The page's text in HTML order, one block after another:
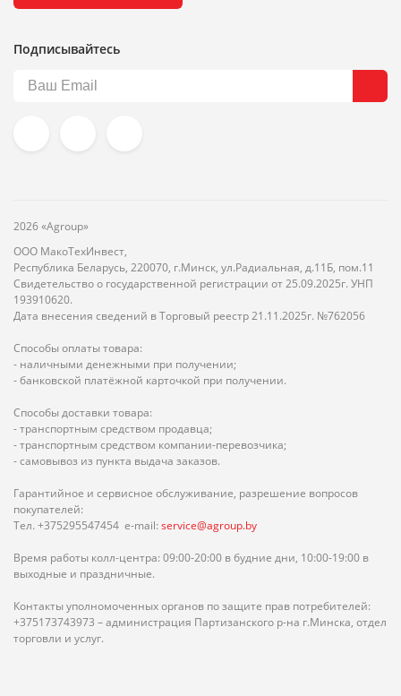
Подписывайтесь
2026 «Agroup»
ООО МакоТехИнвест,
Республика Беларусь, 220070, г.Минск, ул.Радиальная, д.11Б, пом.11
Свидетельство о государственной регистрации от 25.09.2025г. УНП
193910620.
Дата внесения сведений в Торговый реестр 21.11.2025г. №762056
Способы оплаты товара:
- наличными денежными при получении;
- банковской платёжной карточкой при получении.
Способы доставки товара:
- транспортным средством продавца;
- транспортным средством компании-перевозчика;
- самовывоз из пункта выдача заказов.
Гарантийное и сервисное обслуживание, разрешение вопросов
покупателей:
Тел. +375295547454 e-mail: service@agroup.by
Время работы колл-центра: 09:00-20:00 в будние дни, 10:00-19:00 в
выходные и праздничные.
Контакты уполномоченных органов по защите прав потребителей:
+375173743973 – администрация Партизанского р-на г.Минска, отдел
торговли и услуг.